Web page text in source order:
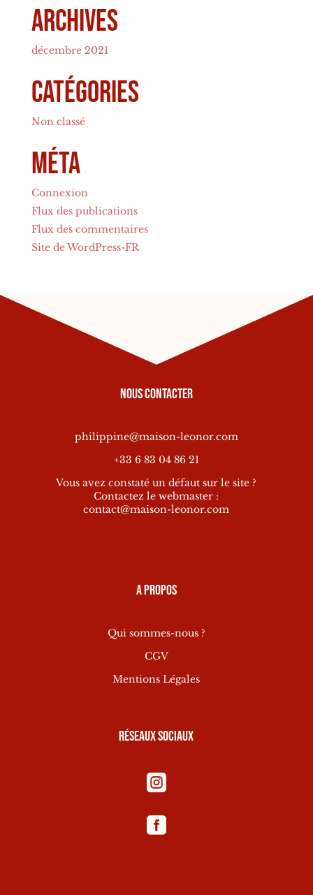
Archives
décembre 2021
Catégories
Non classé
Méta
Connexion
Flux des publications
Flux des commentaires
Site de WordPress-FR
Nous contacter
philippine@maison-leonor.com
+33 6 83 04 86 21
Vous avez constaté un défaut sur le site ?
Contactez le webmaster :
contact@maison-leonor.com
A propos
Qui sommes-nous ?
CGV
Mentions Légales
Réseaux sociaux

